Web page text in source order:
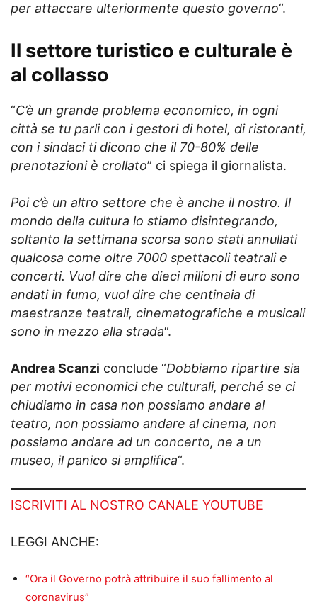
per attaccare ulteriormente questo governo“.
Il settore turistico e culturale è
al collasso
“C’è un grande problema economico, in ogni
città se tu parli con i gestori di hotel, di ristoranti,
con i sindaci ti dicono che il 70-80% delle
prenotazioni è crollato” ci spiega il giornalista.
Poi c’è un altro settore che è anche il nostro. Il
mondo della cultura lo stiamo disintegrando,
soltanto la settimana scorsa sono stati annullati
qualcosa come oltre 7000 spettacoli teatrali e
concerti. Vuol dire che dieci milioni di euro sono
andati in fumo, vuol dire che centinaia di
maestranze teatrali, cinematografiche e musicali
sono in mezzo alla strada“.
Andrea Scanzi conclude “Dobbiamo ripartire sia
per motivi economici che culturali, perché se ci
chiudiamo in casa non possiamo andare al
teatro, non possiamo andare al cinema, non
possiamo andare ad un concerto, ne a un
museo, il panico si amplifica“.
ISCRIVITI AL NOSTRO CANALE YOUTUBE
LEGGI ANCHE:
“Ora il Governo potrà attribuire il suo fallimento al
coronavirus”